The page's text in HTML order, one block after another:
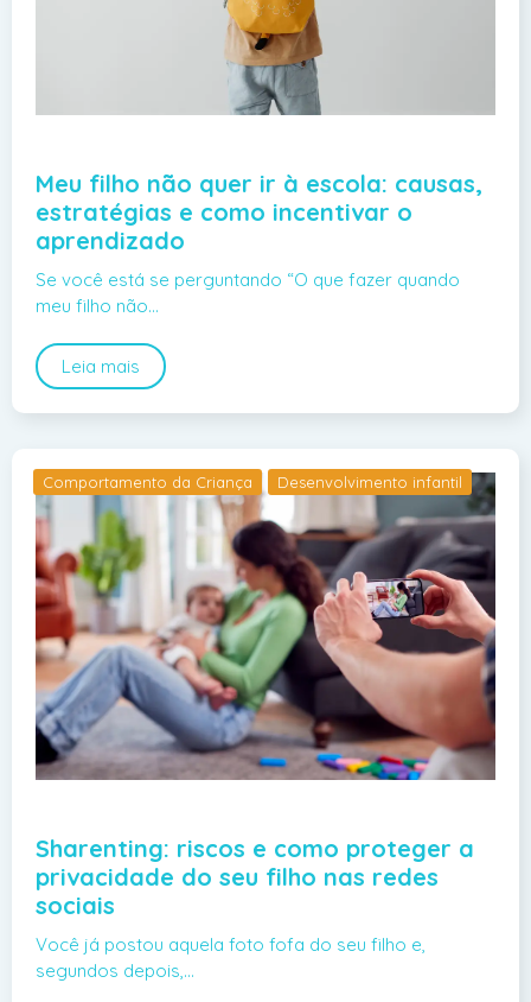
Meu filho não quer ir à escola: causas,
estratégias e como incentivar o
aprendizado
Se você está se perguntando “O que fazer quando
meu filho não…
Leia mais
Comportamento da Criança Desenvolvimento infantil
Sharenting: riscos e como proteger a
privacidade do seu filho nas redes
sociais
Você já postou aquela foto fofa do seu filho e,
segundos depois,…